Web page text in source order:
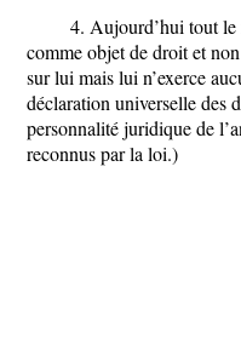
4. Aujourd’hui tout le
comme objet de droit et
sur lui mais lui n’exerce
déclaration universelle des
personnalité juridique de
reconnus par la loi.)